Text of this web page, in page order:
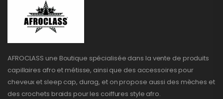
AFROCLASS une Boutique spécialisée dans la vente de produits
capillaires afro et métisse, ainsi que des accessoires pour
cheveux et sleep cap, durag, et on propose aussi des mèches et
des crochets braids pour les coiffures style afro.